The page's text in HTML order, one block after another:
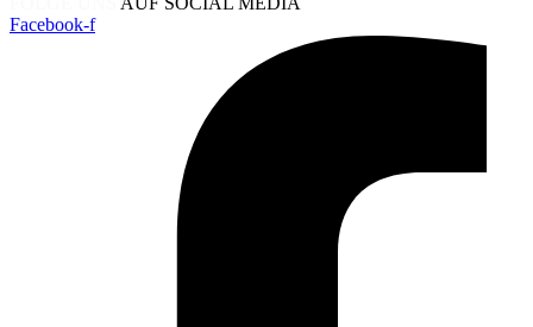
Facebook-f